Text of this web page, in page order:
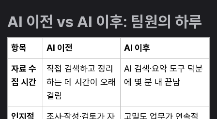
AI 이전 vs AI 이후: 팀원의 하루
항목 AI 이전 AI 이후
자료 수
집 시간
직접 검색하고 정리
하는 데 시간이 오래
걸림
AI 검색·요약 도구 덕분
에 몇 분 내 끝남
인지적 조사·작성·검토가 자 고밀도 업무가 연속적